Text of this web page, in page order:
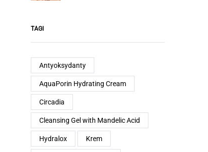
TAGI
Antyoksydanty
AquaPorin Hydrating Cream
Circadia
Cleansing Gel with Mandelic Acid
Hydralox Krem